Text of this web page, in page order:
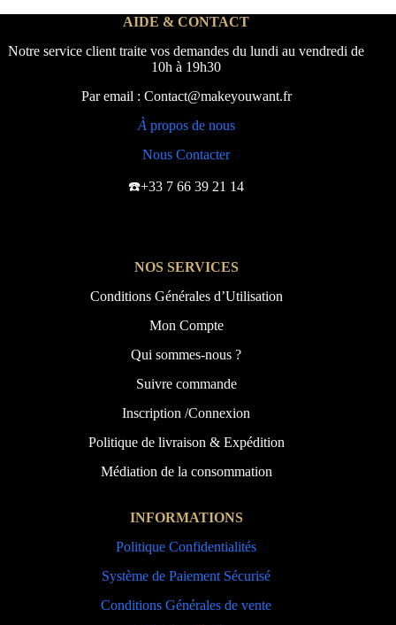
AIDE & CONTACT
Notre service client traite vos demandes du lundi au vendredi de
10h à 19h30
Par email : Contact@makeyouwant.fr
À propos de nous
Nous Contacter
☎️+33 7 66 39 21 14
NOS SERVICES
Conditions Générales d’Utilisation
Mon Compte
Qui sommes-nous ?
Suivre commande
Inscription /Connexion
Politique de livraison & Expédition
Médiation de la consommation
INFORMATIONS
Politique Confidentialités
Système de Paiement Sécurisé
Conditions Générales de vente